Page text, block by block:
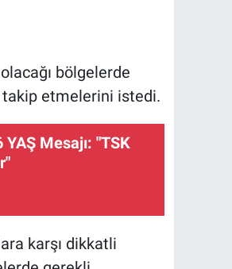
bölgelerde
takip etmelerini istedi.
Mesajı: "TSK
karşı dikkatli